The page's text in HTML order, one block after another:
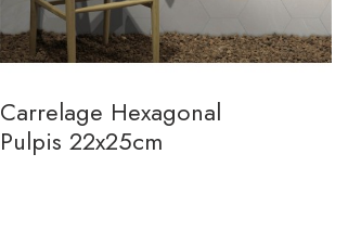
Carrelage Hexagonal
Pulpis 22x25cm